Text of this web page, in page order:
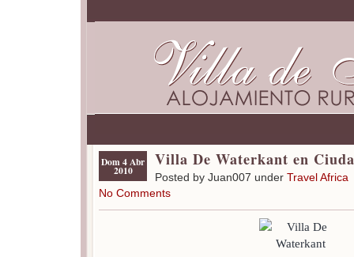
Dom 4 Abr
2010
Villa De Waterkant en
Posted by Juan007 under Travel Africa
No Comments